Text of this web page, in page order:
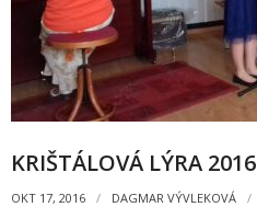
KRIŠTÁLOVÁ LÝRA 2016
OKT 17, 2016 DAGMAR VÝVLEKOVÁ